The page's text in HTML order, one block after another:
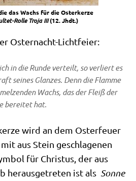
das Wachs für die Oster­ker­ze
Rol­le Tro­ja III(12. Jhdt.)
Osternacht-Lichtfeier:
in die Run­de ver­teilt, so ver­liert es
sei­nes Glan­zes. Denn die Flam­me
Wachs, das der Fleiß der
berei­tet hat.
wird an dem Oster­feu­er
aus Stein geschla­ge­nen
für Chri­stus, der aus
her­aus­ge­tre­ten ist als Son­ne